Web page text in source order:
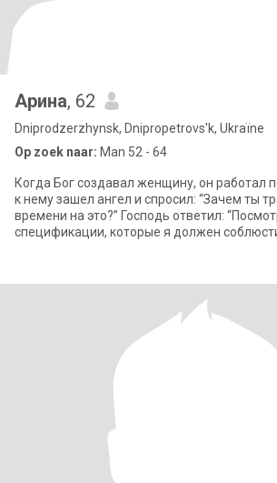
Арина, 62
Dniprodzerzhynsk, Dnipropetrovs'k, Ukraïne
Op zoek naar: Man 52 - 64
Когда Бог создавал женщину, он работал
к нему зашел ангел и спросил: “Зачем ты
времени на это?” Господь ответил:
спецификации, которые я должен